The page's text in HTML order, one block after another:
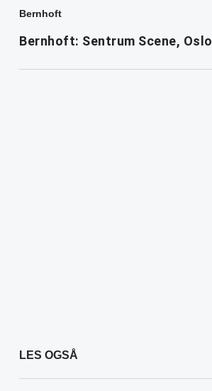
Bernhoft
Bernhoft: Sentrum Scene, Oslo
LES OGSÅ